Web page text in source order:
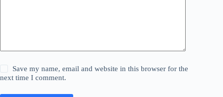
Save my name, email and website in this browser for the
next time I comment.